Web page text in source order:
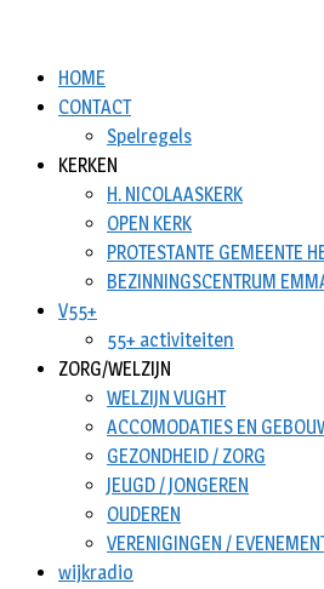
HOME
CONTACT
Spelregels
KERKEN
H. NICOLAASKERK
OPEN KERK
PROTESTANTE GEMEENTE
BEZINNINGSCENTRUM
V55+
55+ activiteiten
ZORG/WELZIJN
WELZIJN VUGHT
ACCOMODATIES EN
GEZONDHEID / ZORG
JEUGD / JONGEREN
OUDEREN
VERENIGINGEN /
wijkradio